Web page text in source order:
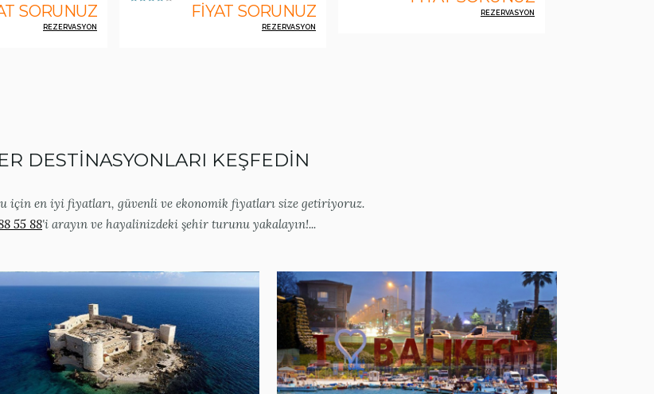
SORUNUZ
REZERVASYON
FİYAT SORUNUZ
REZERVASYON
REZERVASYON
DESTİNASYONLARI KEŞFEDİN
için en iyi fiyatları, güvenli ve ekonomik fiyatları size getiriyoruz.
55 88'i arayın ve hayalinizdeki şehir turunu yakalayın!...